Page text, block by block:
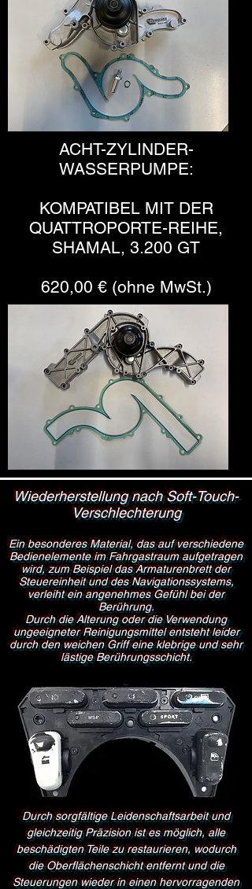
ACHT-ZYLINDER-
WASSERPUMPE:
KOMPATIBEL MIT DER
QUATTROPORTE-REIHE,
SHAMAL, 3.200 GT
620,00 € (ohne MwSt.)
Wiederherstellung nach Soft-Touch-
Verschlechterung
Ein besonderes Material, das auf verschiedene
Bedienelemente im Fahrgastraum aufgetragen
wird, zum Beispiel das Armaturenbrett der
Steuereinheit und des Navigationssystems,
verleiht ein angenehmes Gefühl bei der
Berührung.
Durch die Alterung oder die Verwendung
ungeeigneter Reinigungsmittel entsteht leider
durch den weichen Griff eine klebrige und sehr
lästige Berührungsschicht.
Durch sorgfältige Leidenschaftsarbeit und
gleichzeitig Präzision ist es möglich, alle
beschädigten Teile zu restaurieren, wodurch
die Oberflächenschicht entfernt und die
Steuerungen wieder in einen hervorragenden